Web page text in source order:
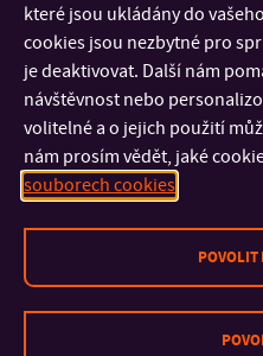
KONTAKT
FAKULTY A SOUČÁSTI
které jsou ukládány do
cookies jsou nezbytné pro
je deaktivovat. Další nám
návštěvnost nebo
volitelné a o jejich použití
nám prosím vědět, jaké
souborech cookies
POVOLIT